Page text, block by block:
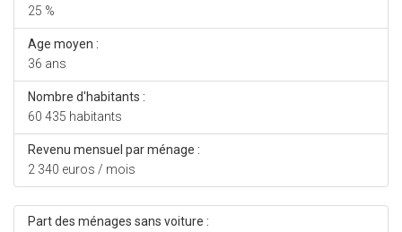
25 %
Age moyen :
36 ans
Nombre d'habitants :
60 435 habitants
Revenu mensuel par ménage :
2 340 euros / mois
Part des ménages sans voiture :